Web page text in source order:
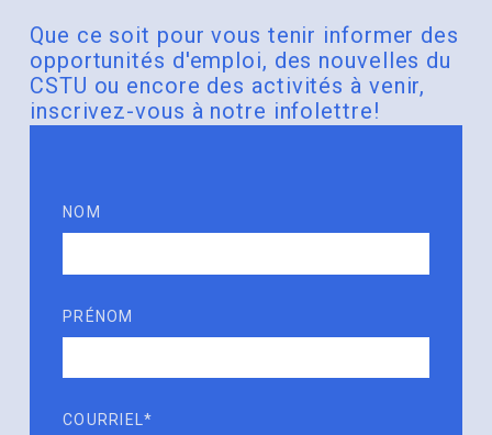
Que ce soit pour vous tenir informer des
opportunités d'emploi, des nouvelles du
CSTU ou encore des activités à venir,
inscrivez-vous à notre infolettre!
NOM
PRÉNOM
COURRIEL*